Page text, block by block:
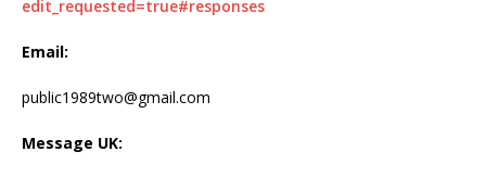
edit_requested=true#responses
Email:
public1989two@gmail.com
Message UK: